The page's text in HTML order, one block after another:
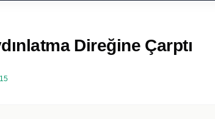
Direğine Çarptı